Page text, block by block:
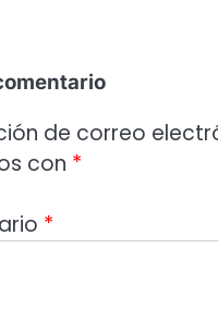
de correo
con *
*